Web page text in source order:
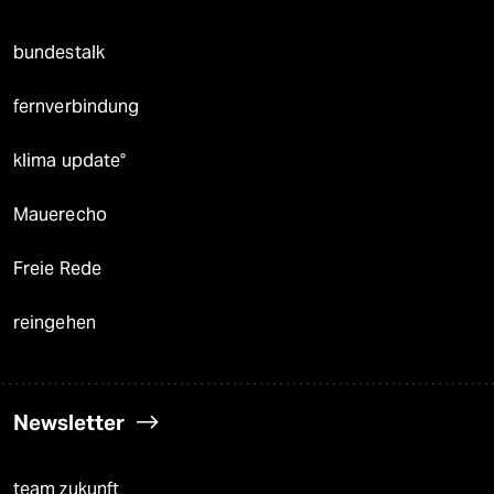
bundestalk
fernverbindung
klima update°
Mauerecho
Freie Rede
reingehen
Newsletter
team zukunft